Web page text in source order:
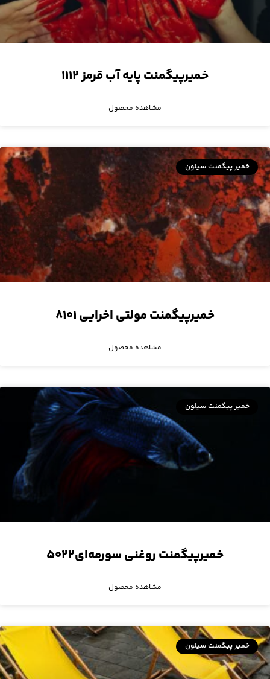
خمیرپیگمنت پایه آب قرمز ۱۱۱۲
مشاهده محصول
خمیر پیگمنت سیلون
خمیرپیگمنت مولتی اخرایی ۸۱۰۱
مشاهده محصول
خمیر پیگمنت سیلون
خمیرپیگمنت روغنی سورمه‌ای۵۰۲۲
مشاهده محصول
خمیر پیگمنت سیلون